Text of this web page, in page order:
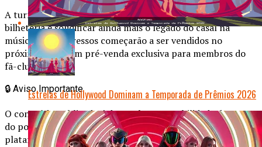
A turnê ‘The Crown’ promete quebrar recordes de
bilheteria e solidificar ainda mais o legado do casal na
música pop. Ingressos começarão a ser vendidos no
próximo mês, com pré-venda exclusiva para membros do
fã-clube oficial.
🔒 Aviso Importante
O conteúdo publicado é de total responsabilidade do autor
do post, não representando necessariamente a opinião da
plataforma.
Estrelas de Hollywood Dominam a Temporada de Prêmios 2026